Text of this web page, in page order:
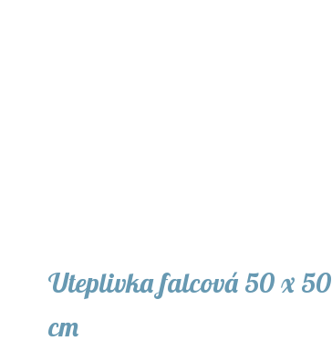
Uteplivka falcová 50 x 50
cm